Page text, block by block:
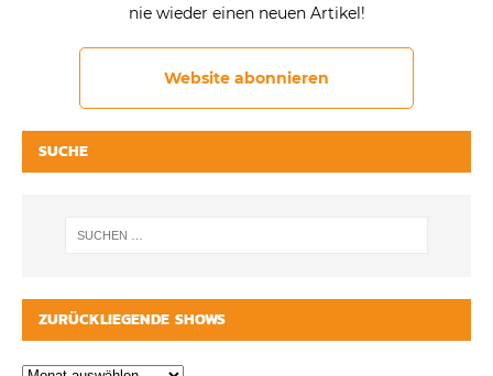
nie wieder einen neuen Artikel!
Website abonnieren
SUCHE
ZURÜCKLIEGENDE SHOWS